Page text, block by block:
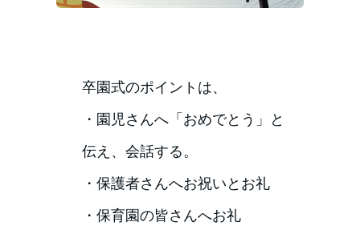
卒園式のポイントは、
・園児さんへ「おめでとう」と
伝え、会話する。
・保護者さんへお祝いとお礼
・保育園の皆さんへお礼